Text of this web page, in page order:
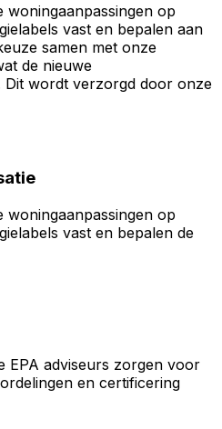
woningaanpassingen op
vast en bepalen aan
samen met onze
de nieuwe
Dit wordt verzorgd door onze
woningaanpassingen op
vast en bepalen de
EPA adviseurs zorgen voor
en certificering